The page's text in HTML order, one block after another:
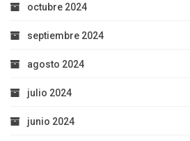
octubre 2024
septiembre 2024
agosto 2024
julio 2024
junio 2024